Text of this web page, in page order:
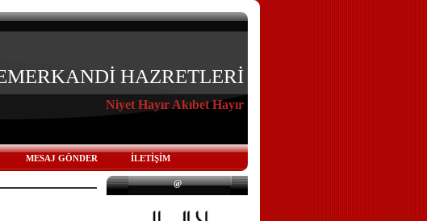
HAZRETLERİ
Niyet Hayır Akıbet Hayır
MESAJ GÖNDER İLETİŞİM
@